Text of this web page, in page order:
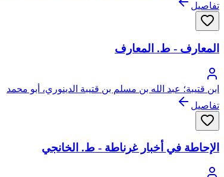
تفاصيل
المعارف - ط. المعارف
ابن قتيبة؛ عبد الله بن مسلم بن قتيبة الدينوري، أبو محمد
تفاصيل
الإحاطة في أخبار غرناطة - ط. الخانجي